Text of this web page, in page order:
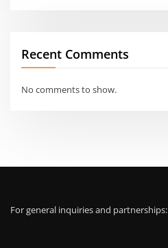
Recent Comments
No comments to show.
For general inquiries and partnerships: